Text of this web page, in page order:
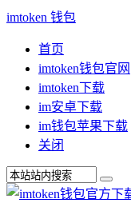
imtoken 钱包
首页
imtoken钱包官网
imtoken下载
im安卓下载
im钱包苹果下载
关闭